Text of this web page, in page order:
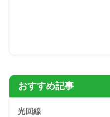
おすすめ記事
光回線